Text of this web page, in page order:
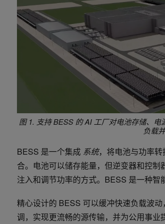
图 1. 支持 BESS 的 AI 工厂对电池存储、
负载
BESS 是一个集成 系统，将电池与功率
合。电池可以储存能量，但逆变器和控制
注入和调节功率的方式。BESS 是一种智
精心设计的 BESS 可以缓冲快速负载波
调，实现更流畅的源传输，并为公用事